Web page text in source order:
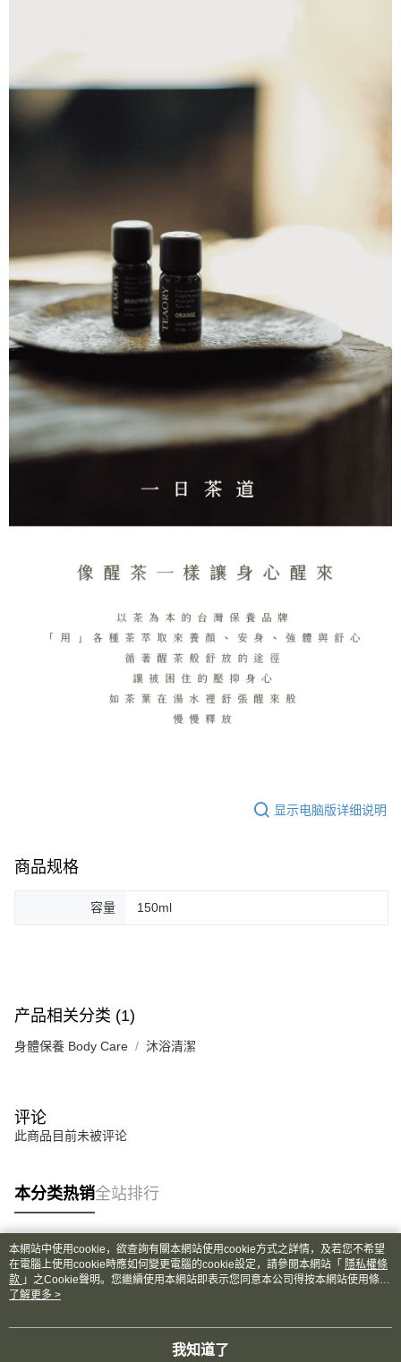
显示电脑版详细说明
商品规格
容量 150ml
产品相关分类 (1)
身體保養 Body Care 沐浴清潔
评论
此商品目前未被评论
本分类热销全站排行
热门标签
本網站中使用cookie，欲查詢有關本網站使用cookie方式之詳情，及若您不希望
在電腦上使用cookie時應如何變更電腦的cookie設定，請參閱本網站「 隱私權條
款 」之Cookie聲明。您繼續使用本網站即表示您同意本公司得按本網站使用條款
之Cookie聲明使用cookie。
了解更多 >
我知道了